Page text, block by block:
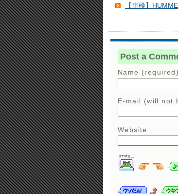
【車検】
Post a
Name (required)
E-mail (will not
Website